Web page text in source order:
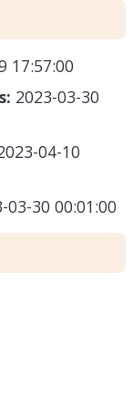
17:57:00
2023-03-30
04-10
03-30 00:01:00